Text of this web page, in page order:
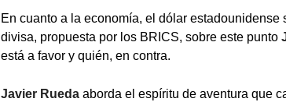
En cuanto a la economía, el dólar
divisa, propuesta por los BRICS, sobre este punto
está a favor y quién, en contra.
Javier Rueda aborda el espíritu de aventura que